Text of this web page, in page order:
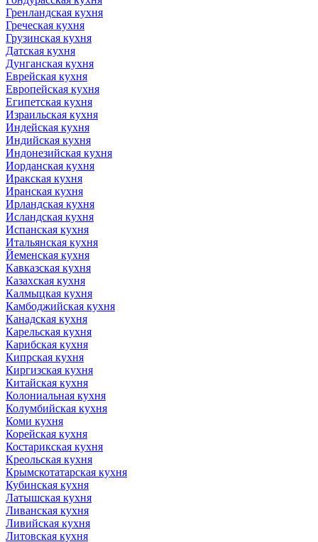
Гренландская кухня
Греческая кухня
Грузинская кухня
Датская кухня
Дунганская кухня
Еврейская кухня
Европейская кухня
Египетская кухня
Израильская кухня
Индейская кухня
Индийская кухня
Индонезийская кухня
Иорданская кухня
Иракская кухня
Иранская кухня
Ирландская кухня
Исландская кухня
Испанская кухня
Итальянская кухня
Йеменская кухня
Кавказская кухня
Казахская кухня
Калмыцкая кухня
Камбоджийская кухня
Канадская кухня
Карельская кухня
Карибская кухня
Кипрская кухня
Киргизская кухня
Китайская кухня
Колониальная кухня
Колумбийская кухня
Коми кухня
Корейская кухня
Костарикская кухня
Креольская кухня
Крымскотатарская кухня
Кубинская кухня
Латышская кухня
Ливанская кухня
Ливийская кухня
Литовская кухня